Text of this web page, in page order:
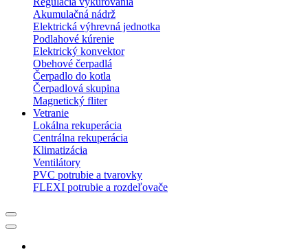
Akumulačná nádrž
Elektrická výhrevná jednotka
Podlahové kúrenie
Elektrický konvektor
Obehové čerpadlá
Čerpadlo do kotla
Čerpadlová skupina
Magnetický fliter
Vetranie
Lokálna rekuperácia
Centrálna rekuperácia
Klimatizácia
Ventilátory
PVC potrubie a tvarovky
FLEXI potrubie a rozdeľovače